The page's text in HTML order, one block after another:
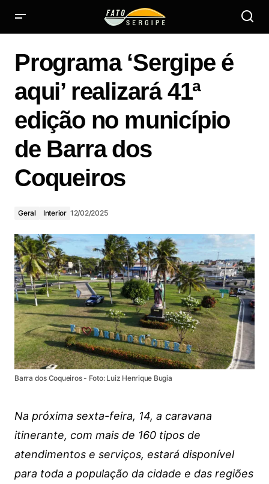
Programa ‘Sergipe é
aqui’ realizará 41ª
edição no município
de Barra dos
Coqueiros
Geral Interior 12/02/2025
Barra dos Coqueiros - Foto: Luiz Henrique Bugia
Na próxima sexta-feira, 14, a caravana
itinerante, com mais de 160 tipos de
atendimentos e serviços, estará disponível
para toda a população da cidade e das regiões